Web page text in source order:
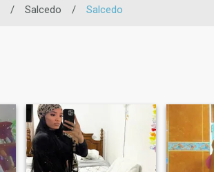
/ Salcedo / Salcedo